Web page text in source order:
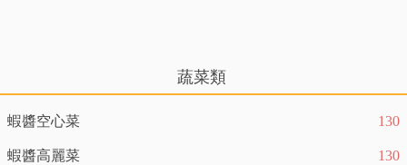
蔬菜類
蝦醬空心菜 130
蝦醬高麗菜 130